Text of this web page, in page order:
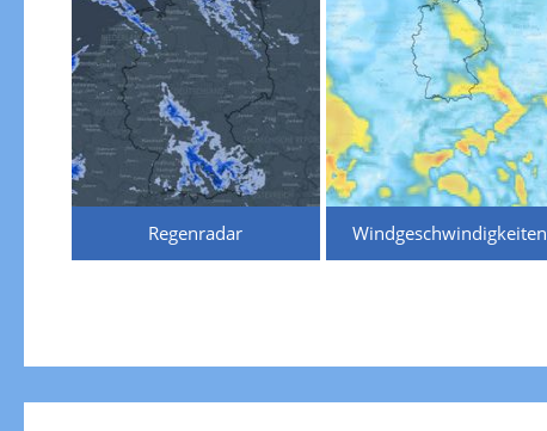
Regenradar Windgeschwindigkeiten